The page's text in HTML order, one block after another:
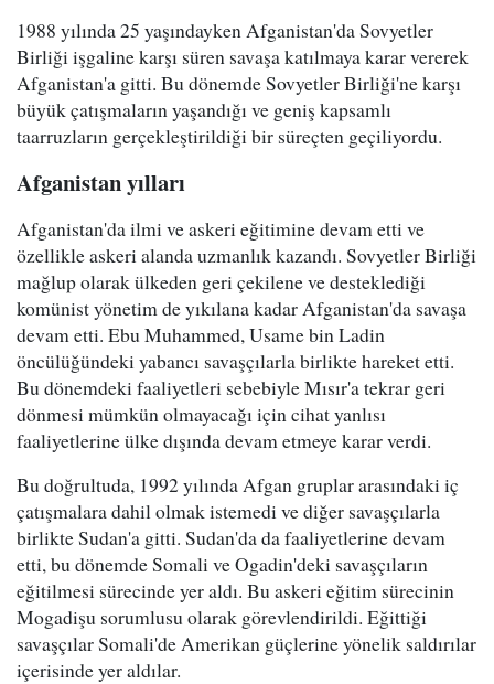
1988 yılında 25 yaşındayken Afganistan'da Sovyetler
Birliği işgaline karşı süren savaşa katılmaya karar vererek
Afganistan'a gitti. Bu dönemde Sovyetler Birliği'ne karşı
büyük çatışmaların yaşandığı ve geniş kapsamlı
taarruzların gerçekleştirildiği bir süreçten geçiliyordu.
Afganistan yılları
Afganistan'da ilmi ve askeri eğitimine devam etti ve
özellikle askeri alanda uzmanlık kazandı. Sovyetler Birliği
mağlup olarak ülkeden geri çekilene ve desteklediği
komünist yönetim de yıkılana kadar Afganistan'da savaşa
devam etti. Ebu Muhammed, Usame bin Ladin
öncülüğündeki yabancı savaşçılarla birlikte hareket etti.
Bu dönemdeki faaliyetleri sebebiyle Mısır'a tekrar geri
dönmesi mümkün olmayacağı için cihat yanlısı
faaliyetlerine ülke dışında devam etmeye karar verdi.
Bu doğrultuda, 1992 yılında Afgan gruplar arasındaki iç
çatışmalara dahil olmak istemedi ve diğer savaşçılarla
birlikte Sudan'a gitti. Sudan'da da faaliyetlerine devam
etti, bu dönemde Somali ve Ogadin'deki savaşçıların
eğitilmesi sürecinde yer aldı. Bu askeri eğitim sürecinin
Mogadişu sorumlusu olarak görevlendirildi. Eğittiği
savaşçılar Somali'de Amerikan güçlerine yönelik saldırılar
içerisinde yer aldılar.